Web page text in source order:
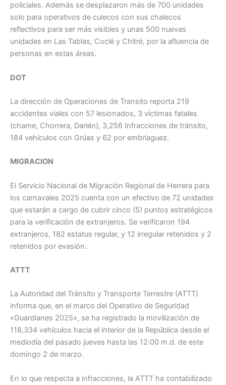
policiales. Además se desplazaron más de 700 unidades
solo para operativos de culecos con sus chalecos
reflectivos para ser más visibles y unas 500 nuevas
unidades en Las Tablas, Coclé y Chitré, por la afluencia de
personas en estas áreas.
DOT
La dirección de Operaciones de Transito reporta 219
accidentes viales con 57 lesionados, 3 víctimas fatales
(chame, Chorrera, Darién), 3,256 Infracciones de tránsito,
184 vehículos con Grúas y 62 por embriaguez.
MIGRACION
El Servicio Nacional de Migración Regional de Herrera para
los carnavales 2025 cuenta con un efectivo de 72 unidades
que estarán a cargo de cubrir cinco (5) puntos estratégicos
para la verificación de extranjeros. Se verificaron 194
extranjeros, 182 estatus regular, y 12 irregular retenidos y 2
retenidos por evasión.
ATTT
La Autoridad del Tránsito y Transporte Terrestre (ATTT)
informa que, en el marco del Operativo de Seguridad
«Guardianes 2025», se ha registrado la movilización de
118,334 vehículos hacia el interior de la República desde el
mediodía del pasado jueves hasta las 12:00 m.d. de este
domingo 2 de marzo.
En lo que respecta a infracciones, la ATTT ha contabilizado